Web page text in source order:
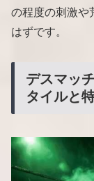
の程度の刺激や
はずです。
デスマッ
タイルと